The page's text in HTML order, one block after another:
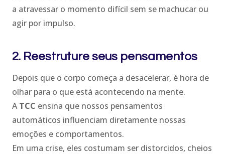
a atravessar o momento difícil sem se machucar ou
agir por impulso.
2. Reestruture seus pensamentos
Depois que o corpo começa a desacelerar, é hora de
olhar para o que está acontecendo na mente.
ATCC ensina que nossos pensamentos
automáticos influenciam diretamente nossas
emoções e comportamentos.
Em uma crise, eles costumam ser distorcidos, cheios